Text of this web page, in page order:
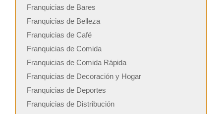
Franquicias de Bares
Franquicias de Belleza
Franquicias de Café
Franquicias de Comida
Franquicias de Comida Rápida
Franquicias de Decoración y Hogar
Franquicias de Deportes
Franquicias de Distribución